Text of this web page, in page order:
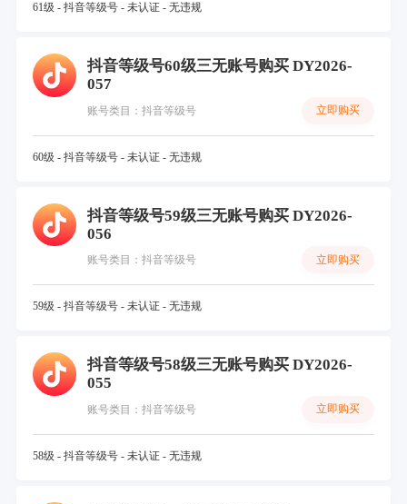
61级 - 抖音等级号 - 未认证 - 无违规
抖音等级号60级三无账号购买 DY2026-
057
账号类目：抖音等级号 立即购买
60级 - 抖音等级号 - 未认证 - 无违规
抖音等级号59级三无账号购买 DY2026-
056
账号类目：抖音等级号 立即购买
59级 - 抖音等级号 - 未认证 - 无违规
抖音等级号58级三无账号购买 DY2026-
055
账号类目：抖音等级号 立即购买
58级 - 抖音等级号 - 未认证 - 无违规